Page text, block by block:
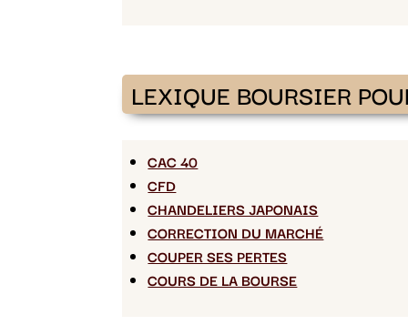
LEXIQUE BOURSIER
CAC 40
CFD
CHANDELIERS JAPONAIS
CORRECTION DU MARCHÉ
COUPER SES PERTES
COURS DE LA BOURSE